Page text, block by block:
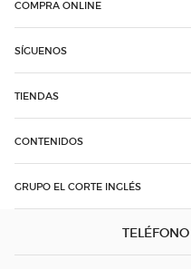
COMPRA ONLINE
SÍGUENOS
TIENDAS
CONTENIDOS
GRUPO EL CORTE INGLÉS